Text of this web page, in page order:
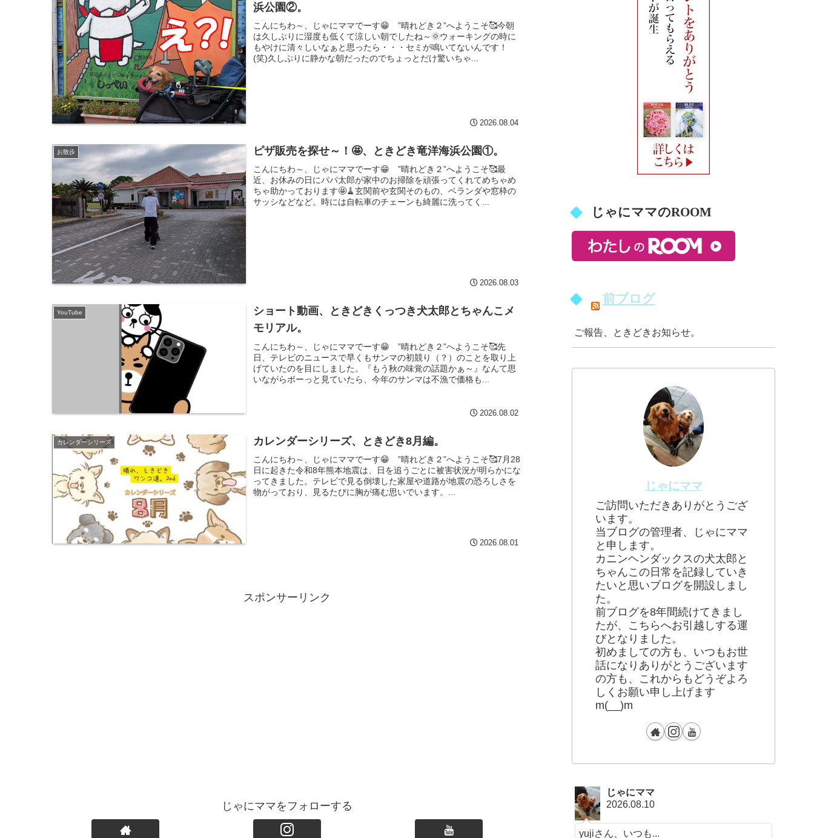
浜公園②。
こんにちわ～、じゃにママでーす😁 ”晴れどき２”へようこそ🥰今朝
は久しぶりに湿度も低くて涼しい朝でしたね～🌞ウォーキングの時に
もやけに清々しいなぁと思ったら・・・セミが鳴いてないんです！
(笑)久しぶりに静かな朝だったのでちょっとだけ驚いちゃ...
2026.08.04
お散歩 ピザ販売を探せ～！🤩、ときどき竜洋海浜公園①。
こんにちわ～、じゃにママでーす😁 ”晴れどき２”へようこそ🥰最
近、お休みの日にパパ太郎が家中のお掃除を頑張ってくれてめちゃめ
ちゃ助かっております🤩🧹玄関前や玄関そのもの、ベランダや窓枠の
サッシなどなど。時には自転車のチェーンも綺麗に洗ってく...
2026.08.03
YouTube
ショート動画、ときどきくっつき犬太郎とちゃんこメ
モリアル。
こんにちわ～、じゃにママでーす😁 ”晴れどき２”へようこそ🥰先
日、テレビのニュースで早くもサンマの初競り（？）のことを取り上
げていたのを目にしました。『もう秋の味覚の話題かぁ～』なんて思
いながらボーっと見ていたら、今年のサンマは不漁で価格も...
2026.08.02
カレンダーシリーズ カレンダーシリーズ、ときどき8月編。
こんにちわ～、じゃにママでーす😁 ”晴れどき２”へようこそ🥰7月28
日に起きた令和8年熊本地震は、日を追うごとに被害状況が明らかにな
ってきました。テレビで見る倒壊した家屋や道路が地震の恐ろしさを
物がっており、見るたびに胸が痛む思いでいます。...
2026.08.01
スポンサーリンク
じゃにママをフォローする
じゃにママのROOM
前ブログ
ご報告、ときどきお知らせ。
じゃにママ
ご訪問いただきありがとうござ
います。
当ブログの管理者、じゃにママ
と申します。
カニンヘンダックスの犬太郎と
ちゃんこの日常を記録していき
たいと思いブログを開設しまし
た。
前ブログを8年間続けてきまし
たが、こちらへお引越しする運
びとなりました。
初めましての方も、いつもお世
話になりありがとうございます
の方も、これからもどうぞよろ
しくお願い申し上げます
m(__)m
じゃにママ
2026.08.10
yujiさん、いつも...